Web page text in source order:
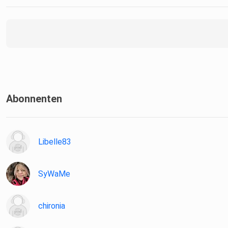
Abonnenten
Libelle83
SyWaMe
chironia